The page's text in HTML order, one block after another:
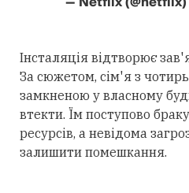
Інсталяція відтворює
За сюжетом, сім'я з
замкненою у власному
втекти. Їм поступово
ресурсів, а невідома
залишити помешкання.